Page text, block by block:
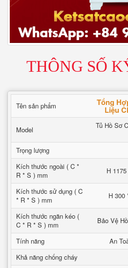
THÔNG SỐ
Tên sản phẩm Tổng
Liệu
Model
Tủ Hồ Sơ
Trọng lượng
Kích thước ngoài ( C *
R * S ) mm
H
Kích thước sử dụng ( C
* R * S ) mm
H 300
Kích thước ngăn kéo (
C * R * S ) mm
Bảo Vệ
Tính năng
An
Khả năng chống cháy